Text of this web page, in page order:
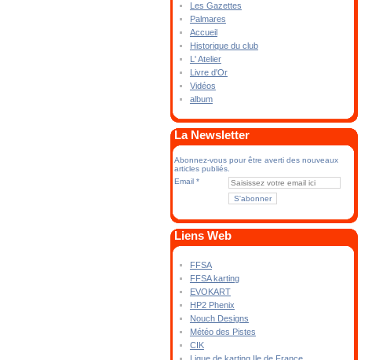
Les Gazettes
Palmares
Accueil
Historique du club
L' Atelier
Livre d'Or
Vidéos
album
La Newsletter
Abonnez-vous pour être averti des nouveaux
articles publiés.
Email
Liens Web
FFSA
FFSA karting
EVOKART
HP2 Phenix
Nouch Designs
Météo des Pistes
CIK